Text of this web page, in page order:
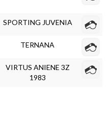
SPORTING JUVENIA
TERNANA
VIRTUS ANIENE 3Z
1983